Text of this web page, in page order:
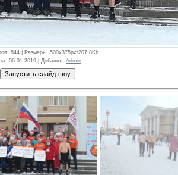
: 844 | Размеры: 500x375px/207.8Kb
: 06.01.2019 | Добавил: Admin